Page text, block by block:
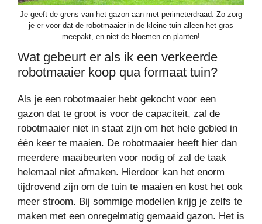
Je geeft de grens van het gazon aan met perimeterdraad. Zo zorg
je er voor dat de robotmaaier in de kleine tuin alleen het gras
meepakt, en niet de bloemen en planten!
Wat gebeurt er als ik een verkeerde
robotmaaier koop qua formaat tuin?
Als je een robotmaaier hebt gekocht voor een
gazon dat te groot is voor de capaciteit, zal de
robotmaaier niet in staat zijn om het hele gebied in
één keer te maaien. De robotmaaier heeft hier dan
meerdere maaibeurten voor nodig of zal de taak
helemaal niet afmaken. Hierdoor kan het enorm
tijdrovend zijn om de tuin te maaien en kost het ook
meer stroom. Bij sommige modellen krijg je zelfs te
maken met een onregelmatig gemaaid gazon. Het is